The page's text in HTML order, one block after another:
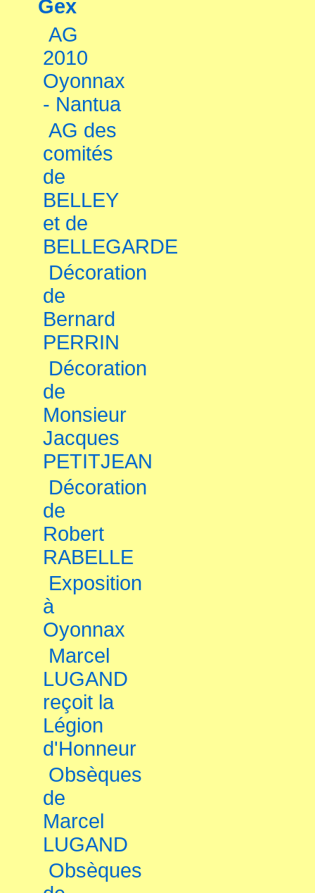
Gex
AG
2010
Oyonnax
- Nantua
AG des
comités
de
BELLEY
et de
BELLEGARDE
Décoration
de
Bernard
PERRIN
Décoration
de
Monsieur
Jacques
PETITJEAN
Décoration
de
Robert
RABELLE
Exposition
à
Oyonnax
Marcel
LUGAND
reçoit la
Légion
d'Honneur
Obsèques
de
Marcel
LUGAND
Obsèques